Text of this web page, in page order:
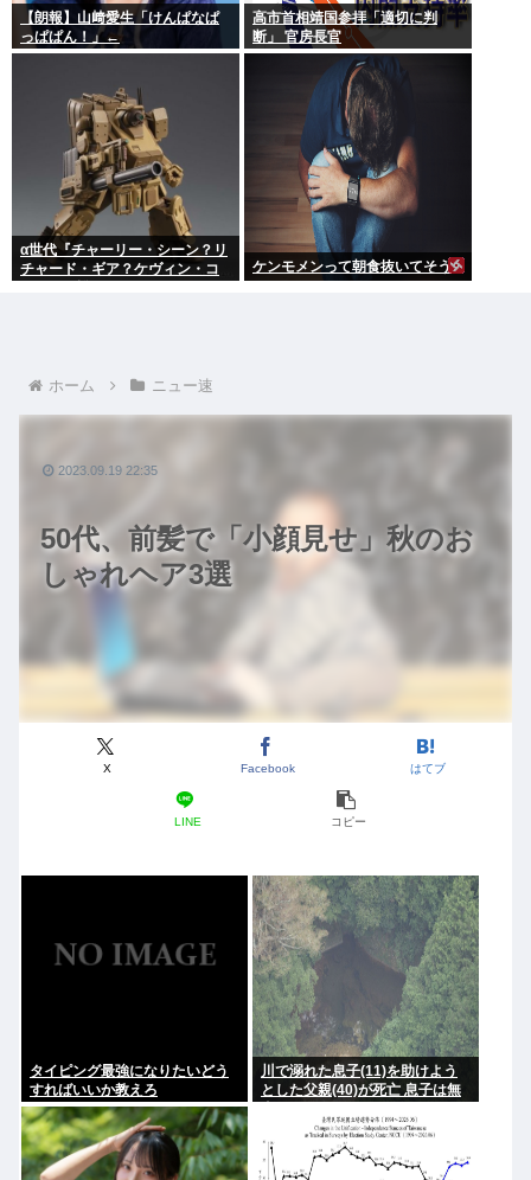
【朗報】山﨑愛生「けんぱなぱ
っぱぱん！」←
高市首相靖国参拝「適切に判
断」 官房長官
α世代『チャーリー・シーン？リ
チャード・ギア？ケヴィン・コ
ケンモメンって朝食抜いてそう
ホーム ニュー速
50代、前髪で「小顔見せ」秋のお
しゃれヘア3選
X Facebook はてブ
LINE コピー
2023.09.19 22:35
タイピング最強になりたいどう
すればいいか教えろ
川で溺れた息子(11)を助けよう
とした父親(40)が死亡 息子は無